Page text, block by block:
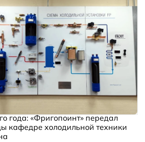
года: «Фригопоинт» передал
кафедре холодильной техники